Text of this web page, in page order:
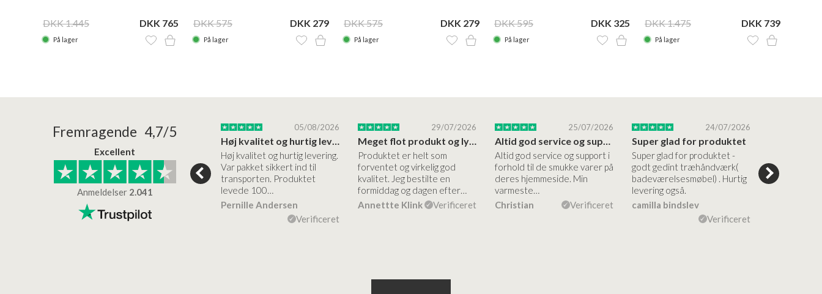
DKK 1.445 DKK 765
På lager
DKK 575 DKK 279
På lager
DKK 575 DKK 279
På lager
DKK 595 DKK 325
På lager
DKK 1.475 DKK 739
På lager
Fremragende 4,7/5
Excellent
Anmeldelser 2.041
24/01/2026
Superflot bademøbel og rigtig lynhurtig…
22/01/2026
Kanon god service
Kanon god service. Varerne
bliver leveret hurtigt, og det
er virkelig kvalitet.
Lise
05/08/2026
Høj kvalitet og hurtig levering
Høj kvalitet og hurtig levering.
Var pakket sikkert ind til
transporten. Produktet
levede 100…
Pernille Andersen
Verificeret
29/07/2026
Meget flot produkt og lynhurtigt levering
Produktet er helt som
forventet og virkelig god
kvalitet. Jeg bestilte en
formiddag og dagen efter…
Annettte Klink
Verificeret
25/07/2026
Altid god service og support i forhold…
Altid god service og support i
forhold til de smukke varer på
deres hjemmeside. Min
varmeste…
Christian
Verificeret
24/07/2026
Super glad for produktet
Super glad for produktet -
godt gedint træhåndværk(
badeværelsesmøbel) . Hurtig
levering også.
camilla bindslev
Verificeret
forståelig
nem